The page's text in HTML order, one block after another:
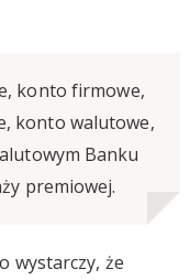
konto firmowe,
konto walutowe,
Banku
premiowej.
wystarczy, że